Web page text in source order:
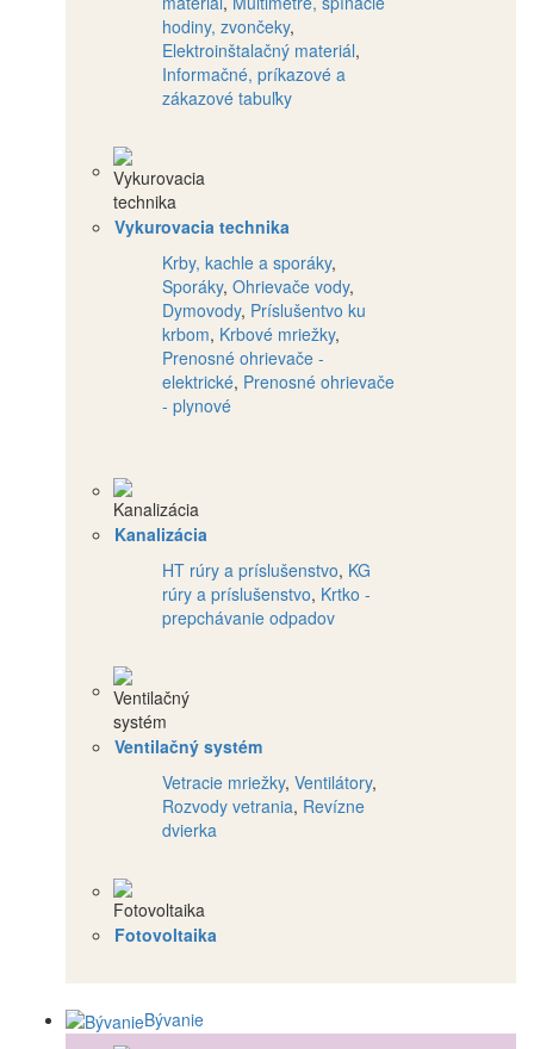
hodiny, zvončeky,
Elektroinštalačný materiál,
Informačné, príkazové a
zákazové tabuľky
Vykurovacia technika
Krby, kachle a sporáky,
Sporáky, Ohrievače vody,
Dymovody, Príslušentvo ku
krbom, Krbové mriežky,
Prenosné ohrievače -
elektrické, Prenosné ohrievače
- plynové
Kanalizácia
HT rúry a príslušenstvo, KG
rúry a príslušenstvo, Krtko -
prepchávanie odpadov
Ventilačný systém
Vetracie mriežky, Ventilátory,
Rozvody vetrania, Revízne
dvierka
Fotovoltaika
Bývanie